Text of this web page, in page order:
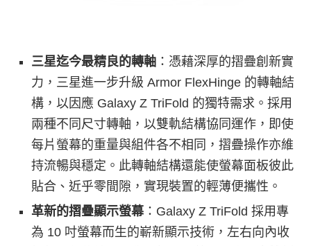
三星迄今最精良的轉軸 ：憑藉深厚的摺疊創新實
力，三星進一步升級 Armor FlexHinge 的轉軸結
構，以因應 Galaxy Z TriFold 的獨特需求。採用
兩種不同尺寸轉軸，以雙軌結構協同運作，即使
每片螢幕的重量與組件各不相同，摺疊操作亦維
持流暢與穩定。此轉軸結構還能使螢幕面板彼此
貼合、近乎零間隙，實現裝置的輕薄便攜性。
革新的摺疊顯示螢幕：Galaxy Z TriFold 採用專
為 10 吋螢幕而生的嶄新顯示技術，左右向內收